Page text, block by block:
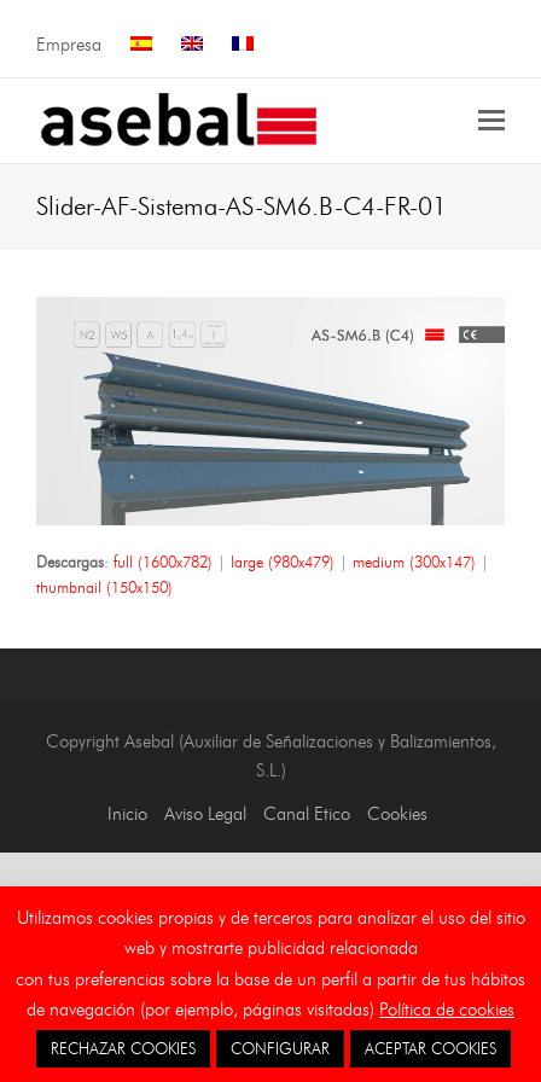
Empresa
Slider-AF-Sistema-AS-SM6.B-C4-FR-01
Descargas: full (1600x782) | large (980x479) | medium (300x147) |
thumbnail (150x150)
Copyright Asebal (Auxiliar de Señalizaciones y Balizamientos,
S.L.)
Inicio
Aviso Legal Canal Etico Cookies
Utilizamos cookies propias y de terceros para analizar el uso del sitio
web y mostrarte publicidad relacionada
con tus preferencias sobre la base de un perfil a partir de tus hábitos
de navegación (por ejemplo, páginas visitadas) Política de cookies
RECHAZAR COOKIES CONFIGURAR ACEPTAR COOKIES